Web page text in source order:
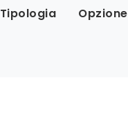
Tipologia Opzione